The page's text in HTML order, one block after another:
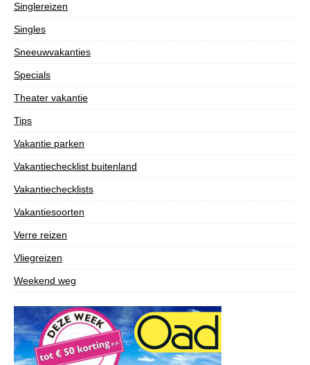
Singlereizen
Singles
Sneeuwvakanties
Specials
Theater vakantie
Tips
Vakantie parken
Vakantiechecklist buitenland
Vakantiechecklists
Vakantiesoorten
Verre reizen
Vliegreizen
Weekend weg